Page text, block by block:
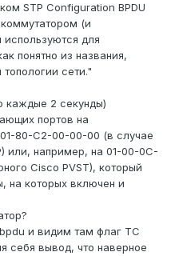
STP Configuration BPDU
(и
для
понятно из названия,
сети."
каждые 2 секунды)
портов на
80-C2-00-00-00 (в случае
или, например, на 01-00-0C-
Cisco PVST), который
на которых включен и
и видим там флаг TC
себя вывод, что наверное